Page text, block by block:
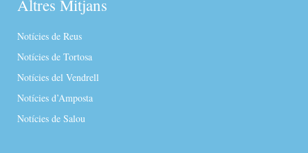
Altres Mitjans
Notícies de Reus
Notícies de Tortosa
Notícies del Vendrell
Notícies d’Amposta
Notícies de Salou